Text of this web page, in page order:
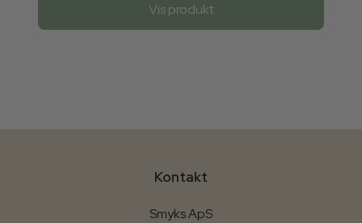
Vis produkt
Kontakt
Smyks ApS